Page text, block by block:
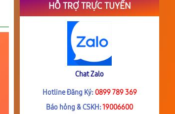
HỖ TRỢ TRỰC TUYẾN
Chat Zalo
Hotline Đăng Ký: 0899 789 369
Báo hỏng & CSKH:19006600